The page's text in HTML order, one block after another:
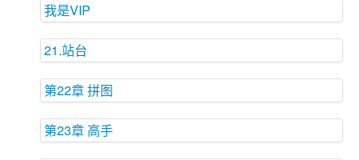
我是VIP
21.站台
第22章 拼图
第23章 高手